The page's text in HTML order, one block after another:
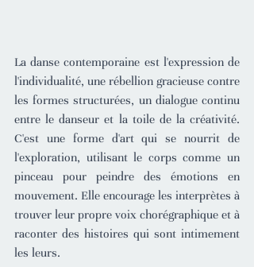
La danse contemporaine est l'expression de
l'individualité, une rébellion gracieuse contre
les formes structurées, un dialogue continu
entre le danseur et la toile de la créativité.
C'est une forme d'art qui se nourrit de
l'exploration, utilisant le corps comme un
pinceau pour peindre des émotions en
mouvement. Elle encourage les interprètes à
trouver leur propre voix chorégraphique et à
raconter des histoires qui sont intimement
les leurs.